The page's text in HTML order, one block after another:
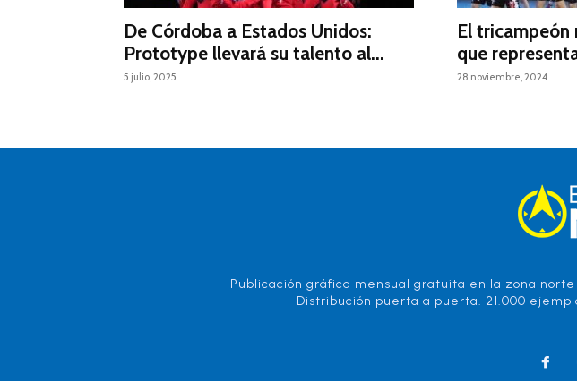
De Córdoba a Estados Unidos:
Prototype llevará su talento al...
5 julio, 2025
El
que
28 noviembre, 2024
Publicación gráfica mensual gratuita en la zona
Distribución puerta a puerta. 21.000